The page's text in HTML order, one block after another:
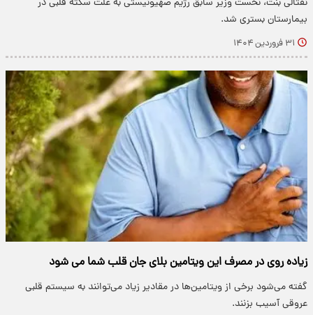
نفتالی بنت، نخست وزیر سابق رژیم صهیونیستی به علت سکته قلبی در
بیمارستان بستری شد.
۳۱ فروردین ۱۴۰۴
زیاده روی در مصرف این ویتامین بلای جان قلب شما می شود
گفته می‌شود برخی از ویتامین‌ها در مقادیر زیاد می‌توانند به سیستم قلبی
عروقی آسیب بزنند.